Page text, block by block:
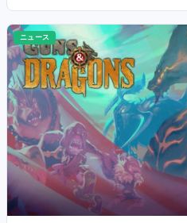
ニュース